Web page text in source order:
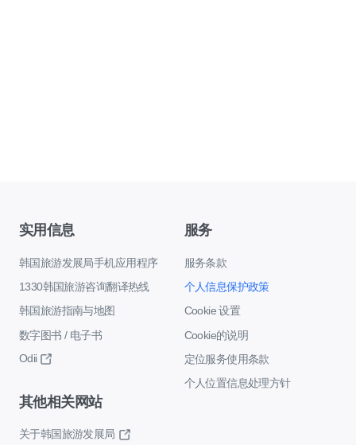
实用信息
韩国旅游发展局手机应用程序
1330韩国旅游咨询翻译热线
韩国旅游指南与地图
数字图书 / 电子书
Odii
服务
服务条款
个人信息保护政策
Cookie 设置
Cookie的说明
定位服务使用条款
个人位置信息处理方针
其他相关网站
关于韩国旅游发展局